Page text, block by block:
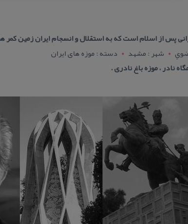
پس از اسلام است كه به استقلال و انسجام ایران زمین
شهر : مشهد
دسته : موزه های ایران
نادر ، موزه باغ نادری .